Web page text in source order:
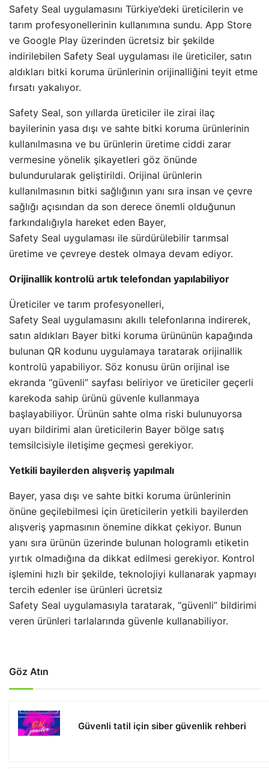
Safety Seal uygulamasını Türkiye’deki üreticilerin ve
tarım profesyonellerinin kullanımına sundu. App Store
ve Google Play üzerinden ücretsiz bir şekilde
indirilebilen Safety Seal uygulaması ile üreticiler, satın
aldıkları bitki koruma ürünlerinin orijinalliğini teyit etme
fırsatı yakalıyor.
Safety Seal, son yıllarda üreticiler ile zirai ilaç
bayilerinin yasa dışı ve sahte bitki koruma ürünlerinin
kullanılmasına ve bu ürünlerin üretime ciddi zarar
vermesine yönelik şikayetleri göz önünde
bulundurularak geliştirildi. Orijinal ürünlerin
kullanılmasının bitki sağlığının yanı sıra insan ve çevre
sağlığı açısından da son derece önemli olduğunun
farkındalığıyla hareket eden Bayer,
Safety Seal uygulaması ile sürdürülebilir tarımsal
üretime ve çevreye destek olmaya devam ediyor.
Orijinallik kontrolü artık telefondan yapılabiliyor
Üreticiler ve tarım profesyonelleri,
Safety Seal uygulamasını akıllı telefonlarına indirerek,
satın aldıkları Bayer bitki koruma ürününün kapağında
bulunan QR kodunu uygulamaya taratarak orijinallik
kontrolü yapabiliyor. Söz konusu ürün orijinal ise
ekranda “güvenli” sayfası beliriyor ve üreticiler geçerli
karekoda sahip ürünü güvenle kullanmaya
başlayabiliyor. Ürünün sahte olma riski bulunuyorsa
uyarı bildirimi alan üreticilerin Bayer bölge satış
temsilcisiyle iletişime geçmesi gerekiyor.
Yetkili bayilerden alışveriş yapılmalı
Bayer, yasa dışı ve sahte bitki koruma ürünlerinin
önüne geçilebilmesi için üreticilerin yetkili bayilerden
alışveriş yapmasının önemine dikkat çekiyor. Bunun
yanı sıra ürünün üzerinde bulunan hologramlı etiketin
yırtık olmadığına da dikkat edilmesi gerekiyor. Kontrol
işlemini hızlı bir şekilde, teknolojiyi kullanarak yapmayı
tercih edenler ise ürünleri ücretsiz
Safety Seal uygulamasıyla taratarak, “güvenli” bildirimi
veren ürünleri tarlalarında güvenle kullanabiliyor.
Göz Atın
Güvenli tatil için siber güvenlik rehberi